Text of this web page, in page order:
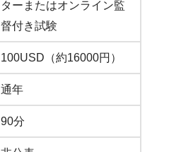
ターまたはオンライン監
督付き試験
100USD（約16000円）
通年
90分